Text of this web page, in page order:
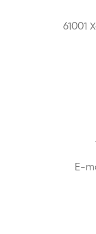
61001
E-